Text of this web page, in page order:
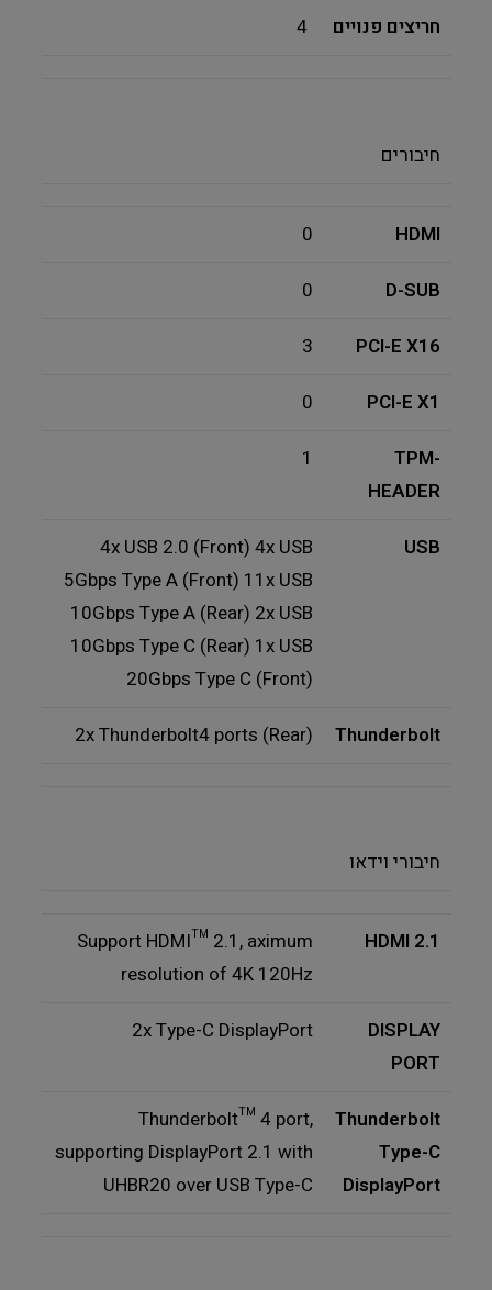
חריצים פנויים 4
חיבורים
HDMI
0
D-SUB
0
PCI-E X16
3
PCI-E X1
0
TPM-
HEADER
1
USB
4x USB 2.0 (Front) 4x USB
5Gbps Type A (Front) 11x USB
10Gbps Type A (Rear) 2x USB
10Gbps Type C (Rear) 1x USB
20Gbps Type C (Front)
Thunderbolt
2x Thunderbolt4 ports (Rear)
חיבורי וידאו
HDMI 2.1
Support HDMI™ 2.1, aximum
resolution of 4K 120Hz
DISPLAY
PORT
2x Type-C DisplayPort
Thunderbolt
Type-C
DisplayPort
Thunderbolt™ 4 port,
supporting DisplayPort 2.1 with
UHBR20 over USB Type-C